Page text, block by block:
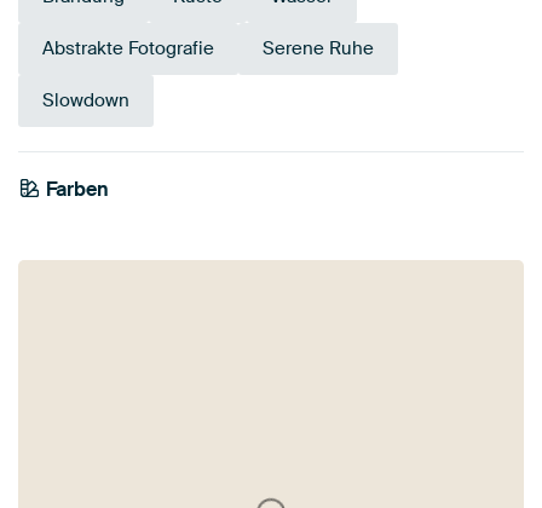
Abstrakte Fotografie Serene Ruhe
Slowdown
Farben
Weiß